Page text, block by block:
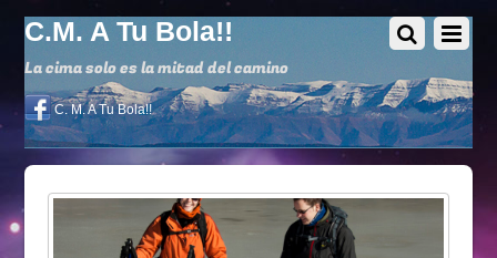
C.M. A Tu Bola!!
La cima solo es la mitad del camino
C. M. A Tu Bola!!